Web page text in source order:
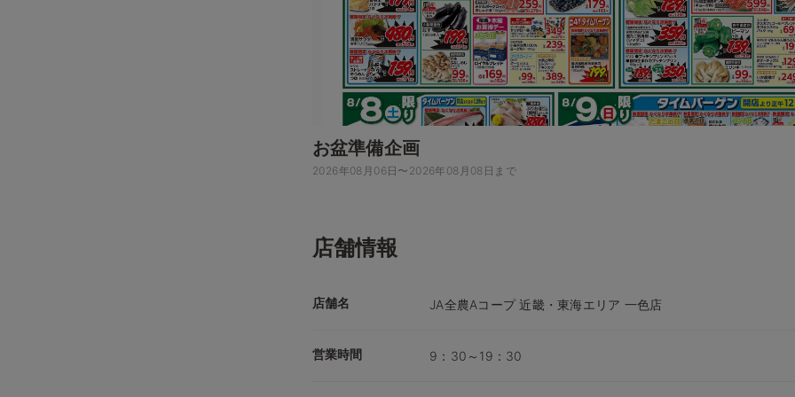
お盆準備企画
2026年08月06日〜2026年08月08日まで
店舗情報
店舗名 JA全農Aコープ 近畿・東海エリア 一色店
営業時間 9：30～19：30